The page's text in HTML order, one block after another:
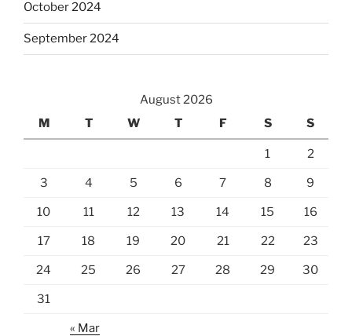
October 2024
September 2024
August 2026
M
T W T F S S
1 2
3 4 5 6 7 8 9
10 11 12 13 14 15 16
17 18 19 20 21 22 23
24 25 26 27 28 29 30
31
« Mar